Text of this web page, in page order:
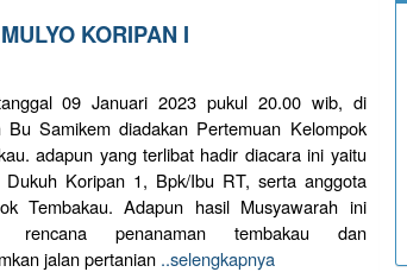
KORIPAN I
09 Januari 2023 pukul 20.00 wib, di
Bu Samikem diadakan Pertemuan Kelompok
adapun yang terlibat hadir diacara ini yaitu
Dukuh Koripan 1, Bpk/Ibu RT, serta anggota
Tembakau. Adapun hasil Musyawarah ini
rencana penanaman tembakau dan
jalan pertanian ..selengkapnya